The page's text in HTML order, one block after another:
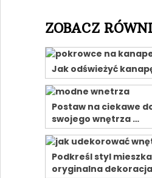
ZOBACZ
Jak odświeżyć
Postaw na ciekawe
swojego wnętrza …
Podkreśl styl
oryginalna